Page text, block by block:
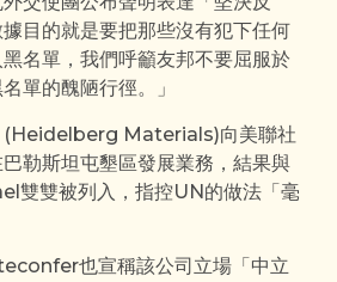
目的就是要把那些沒有犯下任何
名單，我們呼籲友邦不要屈服於
單的醜陋行徑。」
(Heidelberg Materials)向美聯社
勒斯坦屯墾區發展業務，結果與
雙雙被列入，指控UN的做法「毫
也宣稱該公司立場「中立